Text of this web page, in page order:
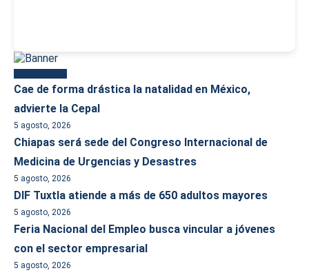
Cae de forma drástica la natalidad en México,
advierte la Cepal
5 agosto, 2026
Chiapas será sede del Congreso Internacional de
Medicina de Urgencias y Desastres
5 agosto, 2026
DIF Tuxtla atiende a más de 650 adultos mayores
5 agosto, 2026
Feria Nacional del Empleo busca vincular a jóvenes
con el sector empresarial
5 agosto, 2026